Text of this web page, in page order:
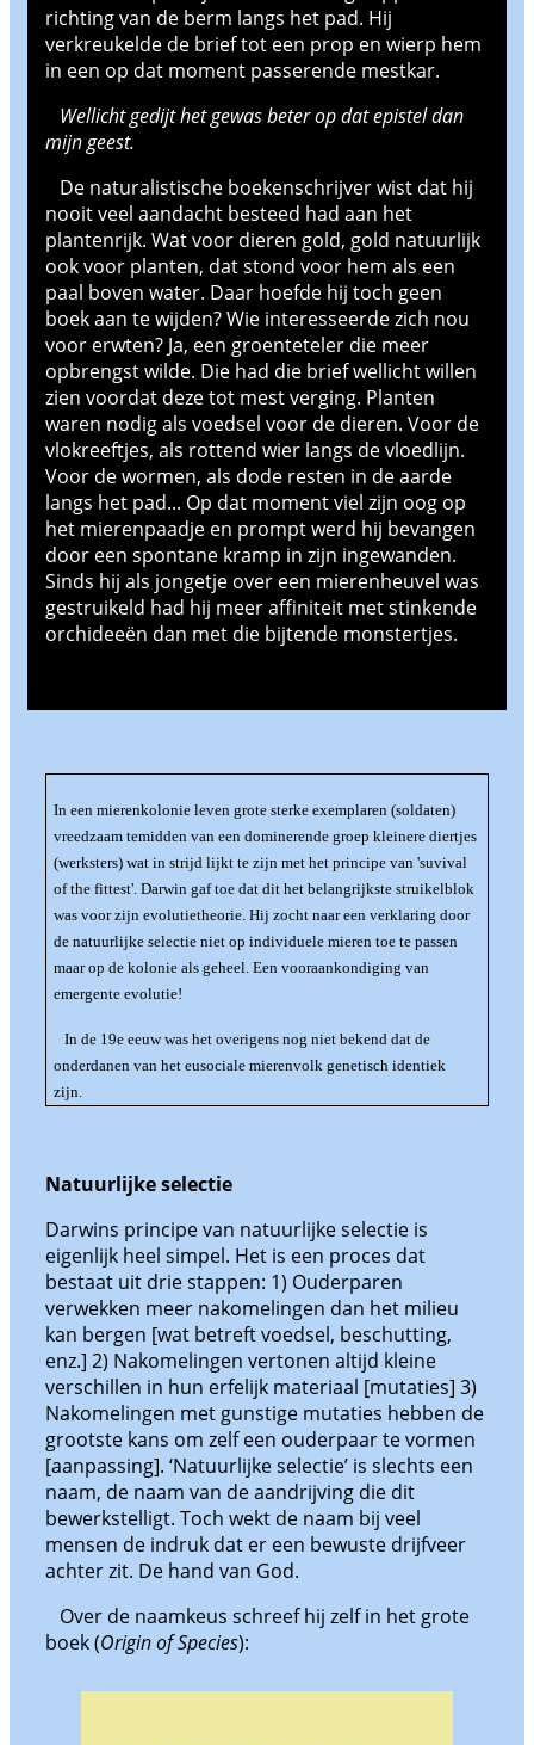
richting van de berm langs het pad. Hij
verkreukelde de brief tot een prop en wierp hem
in een op dat moment passerende mestkar.
Wellicht gedijt het gewas beter op dat epistel dan
mijn geest.
De naturalistische boekenschrijver wist dat hij
nooit veel aandacht besteed had aan het
plantenrijk. Wat voor dieren gold, gold natuurlijk
ook voor planten, dat stond voor hem als een
paal boven water. Daar hoefde hij toch geen
boek aan te wijden? Wie interesseerde zich nou
voor erwten? Ja, een groenteteler die meer
opbrengst wilde. Die had die brief wellicht willen
zien voordat deze tot mest verging. Planten
waren nodig als voedsel voor de dieren. Voor de
vlokreeftjes, als rottend wier langs de vloedlijn.
Voor de wormen, als dode resten in de aarde
langs het pad... Op dat moment viel zijn oog op
het mierenpaadje en prompt werd hij bevangen
door een spontane kramp in zijn ingewanden.
Sinds hij als jongetje over een mierenheuvel was
gestruikeld had hij meer affiniteit met stinkende
orchideeën dan met die bijtende monstertjes.
In een mierenkolonie leven grote sterke exemplaren (soldaten)
vreedzaam temidden van een dominerende groep kleinere diertjes
(werksters) wat in strijd lijkt te zijn met het principe van 'suvival
of the fittest'. Darwin gaf toe dat dit het belangrijkste struikelblok
was voor zijn evolutietheorie. Hij zocht naar een verklaring door
de natuurlijke selectie niet op individuele mieren toe te passen
maar op de kolonie als geheel. Een vooraankondiging van
emergente evolutie!
In de 19e eeuw was het overigens nog niet bekend dat de
onderdanen van het eusociale mierenvolk genetisch identiek
zijn.
Natuurlijke selectie
Darwins principe van natuurlijke selectie is
eigenlijk heel simpel. Het is een proces dat
bestaat uit drie stappen: 1) Ouderparen
verwekken meer nakomelingen dan het milieu
kan bergen [wat betreft voedsel, beschutting,
enz.] 2) Nakomelingen vertonen altijd kleine
verschillen in hun erfelijk materiaal [mutaties] 3)
Nakomelingen met gunstige mutaties hebben de
grootste kans om zelf een ouderpaar te vormen
[aanpassing]. ‘Natuurlijke selectie’ is slechts een
naam, de naam van de aandrijving die dit
bewerkstelligt. Toch wekt de naam bij veel
mensen de indruk dat er een bewuste drijfveer
achter zit. De hand van God.
Over de naamkeus schreef hij zelf in het grote
boek (Origin of Species):